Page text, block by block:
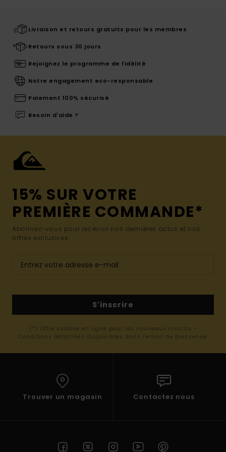
Livraison et retours gratuits pour les membres
Retours sous 30 jours
Rejoignez le programme de fidélité
Notre engagement eco-responsable
Paiement 100% sécurisé
Besoin d'aide ?
15% SUR VOTRE
PREMIÈRE COMMANDE*
Abonnez-vous pour recevoir nos dernières actus et nos
offres exclusives.
S'inscrire
(*) Offre valable en ligne pour les nouveaux inscrits -
Conditions détaillées disponibles dans l'email de bienvenue
Trouver un magasin Contactez nous